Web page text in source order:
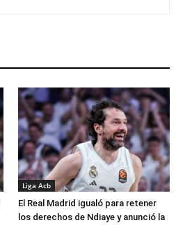
Liga Acb
El Real Madrid igualó para retener
los derechos de Ndiaye y anunció la